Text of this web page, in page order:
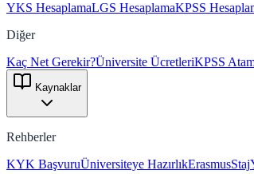
YKS HesaplamaLGS HesaplamaKPSS
Diğer
Kaç Net Gerekir?Üniversite ÜcretleriKPSS
Kaynaklar
Rehberler
KYK BaşvuruÜniversiteye HazırlıkErasmusStaj